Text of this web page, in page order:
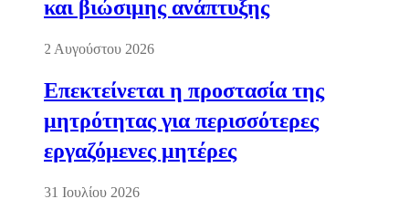
και βιώσιμης ανάπτυξης
2 Αυγούστου 2026
Επεκτείνεται η προστασία της
μητρότητας για περισσότερες
εργαζόμενες μητέρες
31 Ιουλίου 2026